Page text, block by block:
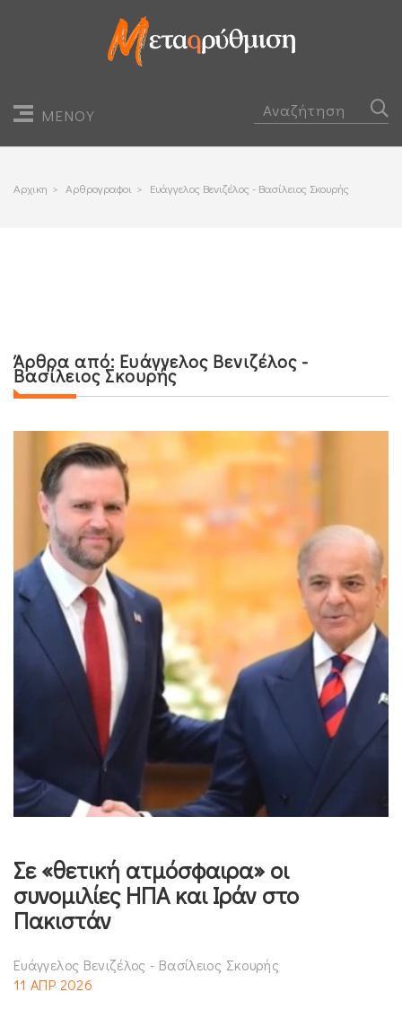
ΜΕΝΟΥ
Αρχικη > Αρθρογραφοι > Ευάγγελος Βενιζέλος - Βασίλειος Σκουρής
Άρθρα από: Ευάγγελος Βενιζέλος -
Βασίλειος Σκουρής
Σε «θετική ατμόσφαιρα» οι
συνομιλίες ΗΠΑ και Ιράν στο
Πακιστάν
Ευάγγελος Βενιζέλος - Βασίλειος Σκουρής
11 ΑΠΡ 2026